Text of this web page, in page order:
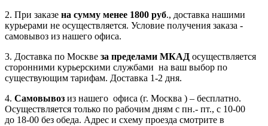
2. При заказе на сумму менее 1800 руб., доставка нашими
курьерами не осуществляется. Условие получения заказа -
самовывоз из нашего офиса.
3. Доставка по Москве за пределами МКАД осуществляется
сторонними курьерскими службами на ваш выбор по
существующим тарифам. Доставка 1-2 дня.
4. Самовывоз из нашего офиса (г. Москва ) – бесплатно.
Осуществляется только по рабочим дням с пн.- пт., с 10-00
до 18-00 без обеда. Адрес и схему проезда смотрите в